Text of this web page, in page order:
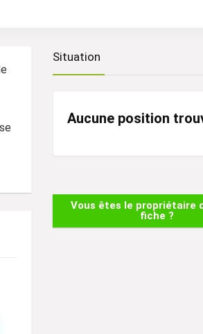
Situation
Aucune position
Vous êtes le propriétaire
fiche ?